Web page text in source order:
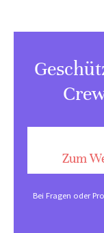
Zum
Bei Fragen oder